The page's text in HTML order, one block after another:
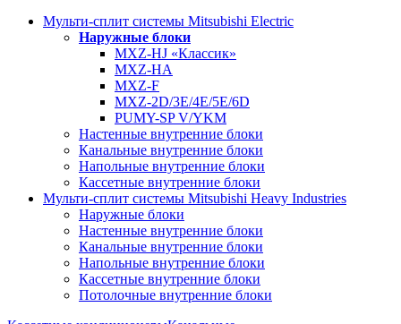
Мульти-сплит системы Mitsubishi Electric
Наружные блоки
MXZ-HJ «Классик»
MXZ-HA
MXZ-F
MXZ-2D/3E/4E/5E/6D
PUMY-SP V/YKM
Настенные внутренние блоки
Канальные внутренние блоки
Напольные внутренние блоки
Кассетные внутренние блоки
Мульти-сплит системы Mitsubishi Heavy Industries
Наружные блоки
Настенные внутренние блоки
Канальные внутренние блоки
Напольные внутренние блоки
Кассетные внутренние блоки
Потолочные внутренние блоки